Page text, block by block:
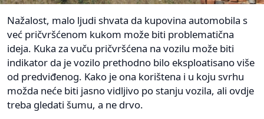
Nažalost, malo ljudi shvata da kupovina automobila s
već pričvršćenom kukom može biti problematična
ideja. Kuka za vuču pričvršćena na vozilu može biti
indikator da je vozilo prethodno bilo eksploatisano više
od predviđenog. Kako je ona korištena i u koju svrhu
možda neće biti jasno vidljivo po stanju vozila, ali ovdje
treba gledati šumu, a ne drvo.